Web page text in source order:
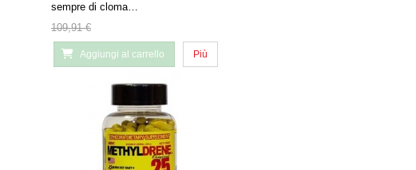
sempre di cloma…
109,91 €
Aggiungi al carrello Più